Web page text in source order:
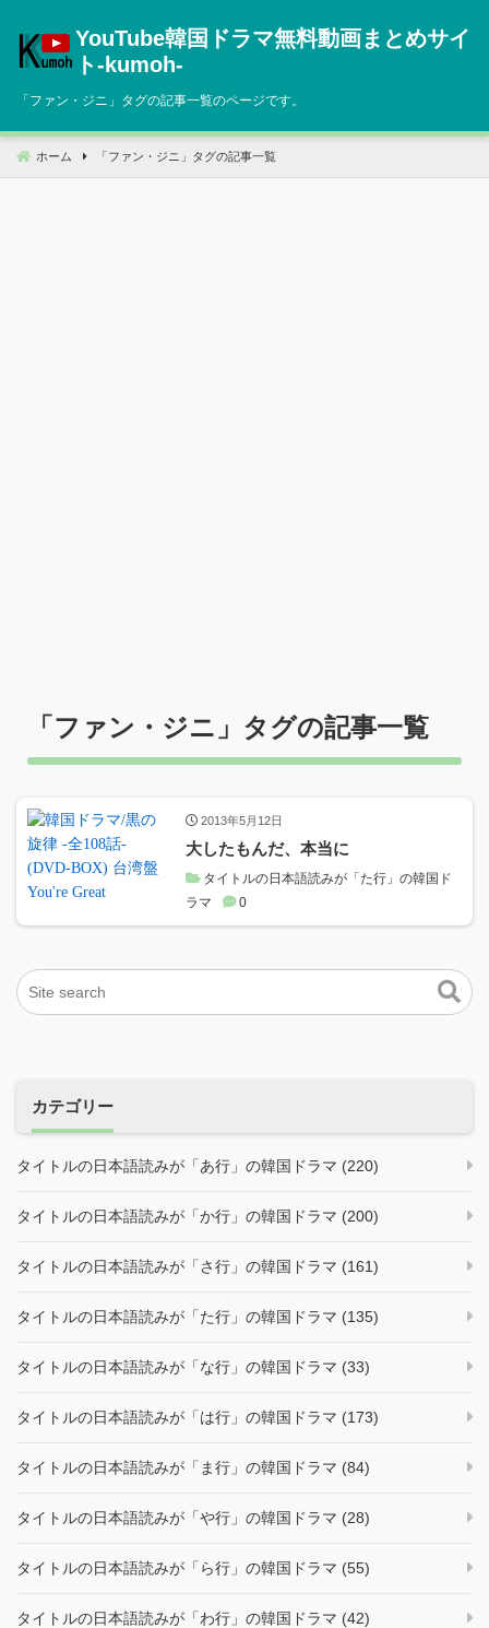
へ
動
YouTube韓国ドラマ無料動画まとめサイ
ト‐kumoh‐
「ファン・ジニ 」タグの記事一覧のページです。
ホーム 「 ファン・ジニ 」タグの記事一覧
「ファン・ジニ 」タグの記事一覧
2013年5月12日
大したもんだ、本当に
タイトルの日本語読みが「た行」の韓国ド
ラマ
0
カテゴリー
タイトルの日本語読みが「あ行」の韓国ドラマ (220)
タイトルの日本語読みが「か行」の韓国ドラマ (200)
タイトルの日本語読みが「さ行」の韓国ドラマ (161)
タイトルの日本語読みが「た行」の韓国ドラマ (135)
タイトルの日本語読みが「な行」の韓国ドラマ (33)
タイトルの日本語読みが「は行」の韓国ドラマ (173)
タイトルの日本語読みが「ま行」の韓国ドラマ (84)
タイトルの日本語読みが「や行」の韓国ドラマ (28)
タイトルの日本語読みが「ら行」の韓国ドラマ (55)
タイトルの日本語読みが「わ行」の韓国ドラマ (42)